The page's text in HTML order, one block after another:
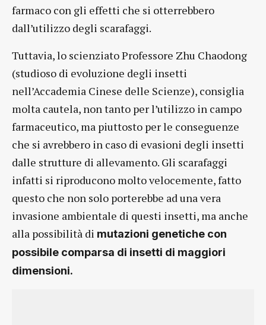
farmaco con gli effetti che si otterrebbero
dall’utilizzo degli scarafaggi.
Tuttavia, lo scienziato Professore Zhu Chaodong
(studioso di evoluzione degli insetti
nell’Accademia Cinese delle Scienze), consiglia
molta cautela, non tanto per l’utilizzo in campo
farmaceutico, ma piuttosto per le conseguenze
che si avrebbero in caso di evasioni degli insetti
dalle strutture di allevamento. Gli scarafaggi
infatti si riproducono molto velocemente, fatto
questo che non solo porterebbe ad una vera
invasione ambientale di questi insetti, ma anche
alla possibilità di mutazioni genetiche con
possibile comparsa di insetti di maggiori
dimensioni.